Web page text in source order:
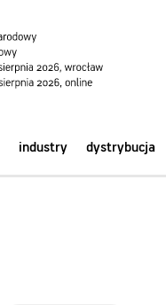
industry dystrybucja